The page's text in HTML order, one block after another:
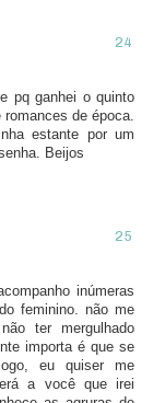
pq ganhei o quinto
de época.
estante por um
Beijos
inúmeras
feminino. não me
ter mergulhado
importa é que se
eu quiser me
a você que irei